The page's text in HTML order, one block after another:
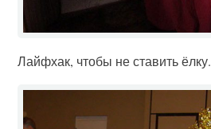
Лайфхак, чтобы не ставить ёлку.